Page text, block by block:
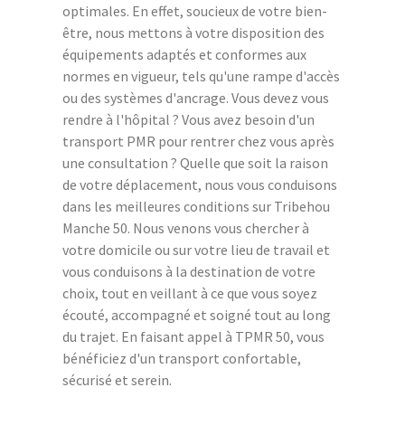
optimales. En effet, soucieux de votre bien-
être, nous mettons à votre disposition des
équipements adaptés et conformes aux
normes en vigueur, tels qu'une rampe d'accès
ou des systèmes d'ancrage. Vous devez vous
rendre à l'hôpital ? Vous avez besoin d'un
transport PMR pour rentrer chez vous après
une consultation ? Quelle que soit la raison
de votre déplacement, nous vous conduisons
dans les meilleures conditions sur Tribehou
Manche 50. Nous venons vous chercher à
votre domicile ou sur votre lieu de travail et
vous conduisons à la destination de votre
choix, tout en veillant à ce que vous soyez
écouté, accompagné et soigné tout au long
du trajet. En faisant appel à TPMR 50, vous
bénéficiez d'un transport confortable,
sécurisé et serein.